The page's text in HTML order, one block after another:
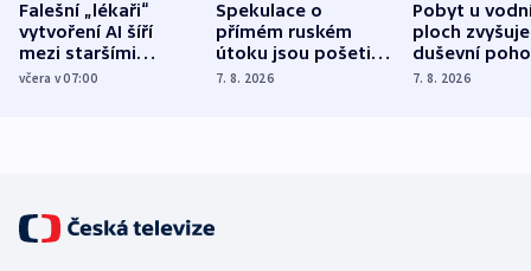
Falešní „lékaři“
vytvoření AI šíří
mezi staršími
Poláky nebezpečné
včera v 07:00
Spekulace o
přímém ruském
útoku jsou pošetilé,
míní estonský
7. 8. 2026
Pobyt u
ploch zvyšuje
duševní
ukázala
7. 8. 2026